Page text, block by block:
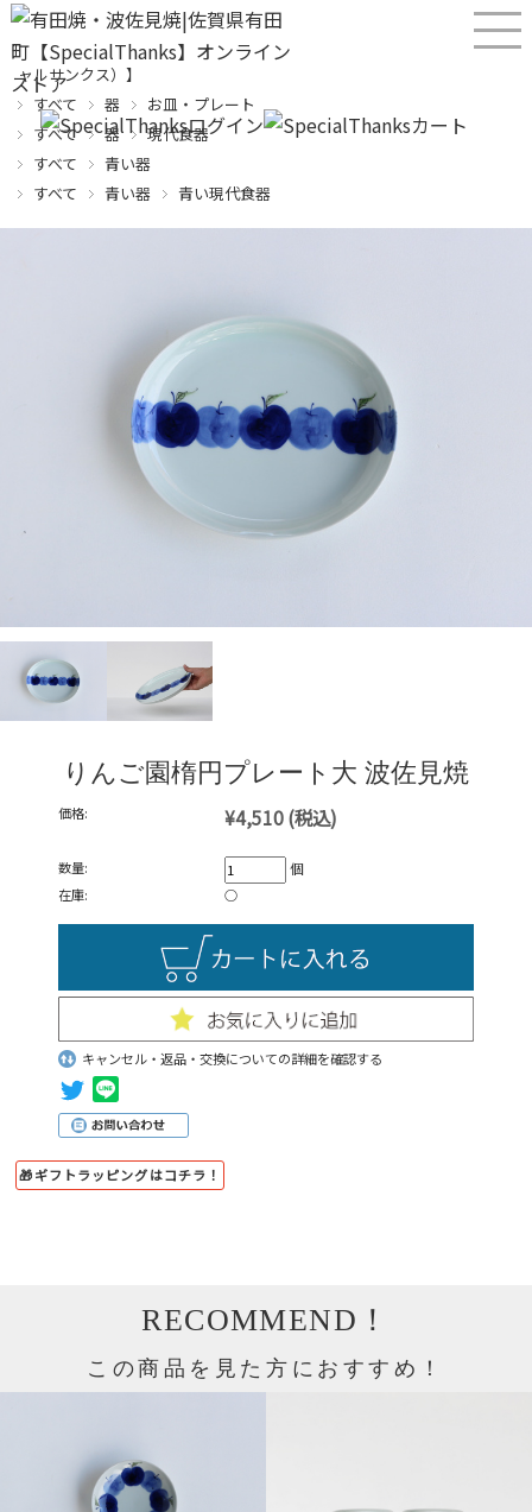
産直！有田焼、波佐見焼オンラインショップ【SPECIALTHANKS（スペシ
ャルサンクス）】
すべて
器
お皿・プレート
すべて
器
現代食器
すべて
青い器
すべて
青い器 青い現代食器
りんご園楕円プレート大 波佐見焼
価格: ¥4,510(税込)
数量:
個
在庫:
○
キャンセル・返品・交換についての詳細を確認する
🎁ギフトラッピングはコチラ！
RECOMMEND！
この商品を見た方におすすめ！